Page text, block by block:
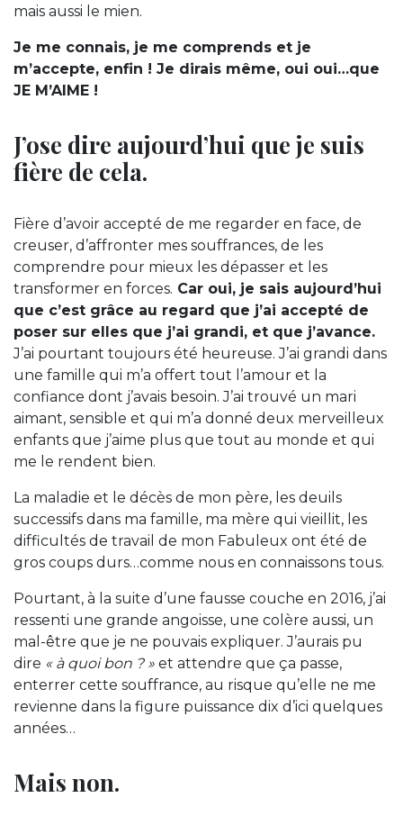
mais aussi le mien.
Je me connais, je me comprends et je
m’accepte, enfin ! Je dirais même, oui oui…que
JE M’AIME !
J’ose dire aujourd’hui que je suis
fière de cela.
Fière d’avoir accepté de me regarder en face, de
creuser, d’affronter mes souffrances, de les
comprendre pour mieux les dépasser et les
transformer en forces. Car oui, je sais aujourd’hui
que c’est grâce au regard que j’ai accepté de
poser sur elles que j’ai grandi, et que j’avance.
J’ai pourtant toujours été heureuse. J’ai grandi dans
une famille qui m’a offert tout l’amour et la
confiance dont j’avais besoin. J’ai trouvé un mari
aimant, sensible et qui m’a donné deux merveilleux
enfants que j’aime plus que tout au monde et qui
me le rendent bien.
La maladie et le décès de mon père, les deuils
successifs dans ma famille, ma mère qui vieillit, les
difficultés de travail de mon Fabuleux ont été de
gros coups durs…comme nous en connaissons tous.
Pourtant, à la suite d’une fausse couche en 2016, j’ai
ressenti une grande angoisse, une colère aussi, un
mal-être que je ne pouvais expliquer. J’aurais pu
dire « à quoi bon ? » et attendre que ça passe,
enterrer cette souffrance, au risque qu’elle ne me
revienne dans la figure puissance dix d’ici quelques
années…
Mais non.